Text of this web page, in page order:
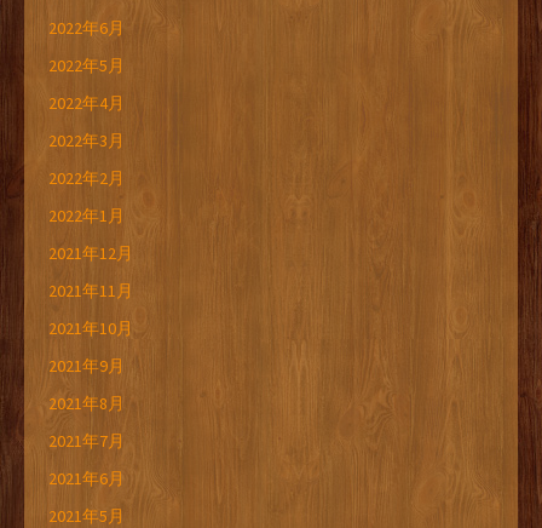
2022年6月
2022年5月
2022年4月
2022年3月
2022年2月
2022年1月
2021年12月
2021年11月
2021年10月
2021年9月
2021年8月
2021年7月
2021年6月
2021年5月